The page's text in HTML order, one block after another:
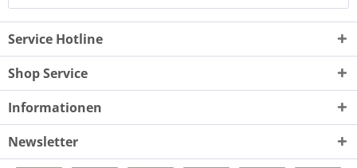
Service Hotline
Shop Service
Informationen
Newsletter